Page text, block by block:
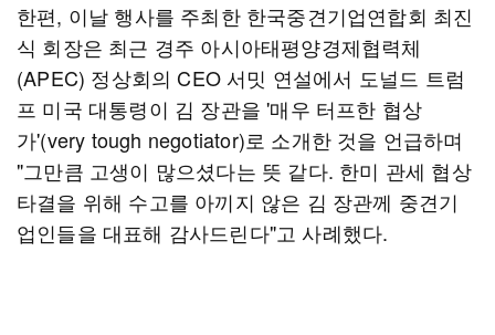
한편, 이날 행사를 주최한 한국중견기업연합회 최진
식 회장은 최근 경주 아시아태평양경제협력체
(APEC) 정상회의 CEO 서밋 연설에서 도널드 트럼
프 미국 대통령이 김 장관을 '매우 터프한 협상
가'(very tough negotiator)로 소개한 것을 언급하며
"그만큼 고생이 많으셨다는 뜻 같다. 한미 관세 협상
타결을 위해 수고를 아끼지 않은 김 장관께 중견기
업인들을 대표해 감사드린다"고 사례했다.